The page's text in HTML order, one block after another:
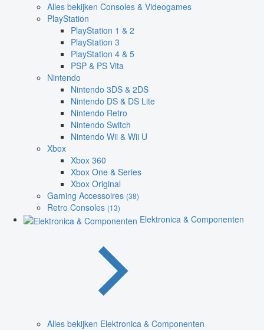
Alles bekijken Consoles & Videogames
PlayStation
PlayStation 1 & 2
PlayStation 3
PlayStation 4 & 5
PSP & PS Vita
Nintendo
Nintendo 3DS & 2DS
Nintendo DS & DS Lite
Nintendo Retro
Nintendo Switch
Nintendo Wii & Wii U
Xbox
Xbox 360
Xbox One & Series
Xbox Original
Gaming Accessoires (38)
Retro Consoles (13)
Elektronica & Componenten
Alles bekijken Elektronica & Componenten